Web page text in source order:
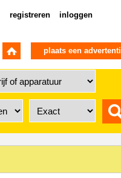
registreren inloggen
plaats een